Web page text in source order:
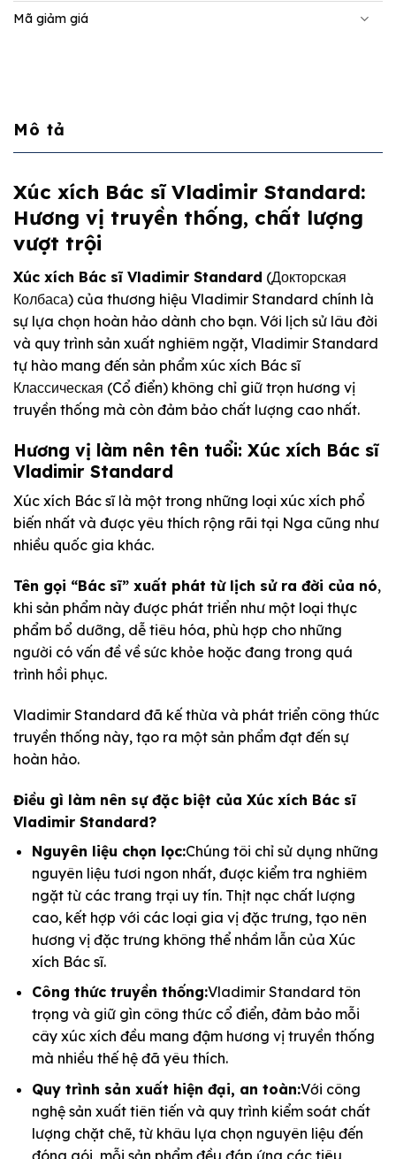
Mã giảm giá
Mô tả
Xúc xích Bác sĩ Vladimir Standard:
Hương vị truyền thống, chất lượng
vượt trội
Xúc xích Bác sĩ Vladimir Standard (Докторская
Колбаса) của thương hiệu Vladimir Standard chính là
sự lựa chọn hoàn hảo dành cho bạn. Với lịch sử lâu đời
và quy trình sản xuất nghiêm ngặt, Vladimir Standard
tự hào mang đến sản phẩm xúc xích Bác sĩ
Классическая (Cổ điển) không chỉ giữ trọn hương vị
truyền thống mà còn đảm bảo chất lượng cao nhất.
Hương vị làm nên tên tuổi: Xúc xích Bác sĩ
Vladimir Standard
Xúc xích Bác sĩ là một trong những loại xúc xích phổ
biến nhất và được yêu thích rộng rãi tại Nga cũng như
nhiều quốc gia khác.
Tên gọi “Bác sĩ” xuất phát từ lịch sử ra đời của nó,
khi sản phẩm này được phát triển như một loại thực
phẩm bổ dưỡng, dễ tiêu hóa, phù hợp cho những
người có vấn đề về sức khỏe hoặc đang trong quá
trình hồi phục.
Vladimir Standard đã kế thừa và phát triển công thức
truyền thống này, tạo ra một sản phẩm đạt đến sự
hoàn hảo.
Điều gì làm nên sự đặc biệt của Xúc xích Bác sĩ
Vladimir Standard?
Nguyên liệu chọn lọc:Chúng tôi chỉ sử dụng những
nguyên liệu tươi ngon nhất, được kiểm tra nghiêm
ngặt từ các trang trại uy tín. Thịt nạc chất lượng
cao, kết hợp với các loại gia vị đặc trưng, tạo nên
hương vị đặc trưng không thể nhầm lẫn của Xúc
xích Bác sĩ.
Công thức truyền thống:Vladimir Standard tôn
trọng và giữ gìn công thức cổ điển, đảm bảo mỗi
cây xúc xích đều mang đậm hương vị truyền thống
mà nhiều thế hệ đã yêu thích.
Quy trình sản xuất hiện đại, an toàn:Với công
nghệ sản xuất tiên tiến và quy trình kiểm soát chất
lượng chặt chẽ, từ khâu lựa chọn nguyên liệu đến
đóng gói, mỗi sản phẩm đều đáp ứng các tiêu